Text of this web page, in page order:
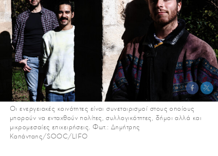
Οι ενεργειακές κοινότητες είναι συνεταιρισμοί στους οποίους
μπορούν να ενταχθούν πολίτες, συλλογικότητες, δήμοι αλλά και
μικρομεσαίες επιχειρήσεις. Φωτ.: Δημήτρης
Καπάνταης/SOOC/LIFO